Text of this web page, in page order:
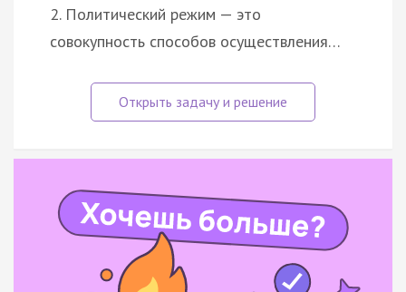
2. Политический режим — это
совокупность способов осуществления…